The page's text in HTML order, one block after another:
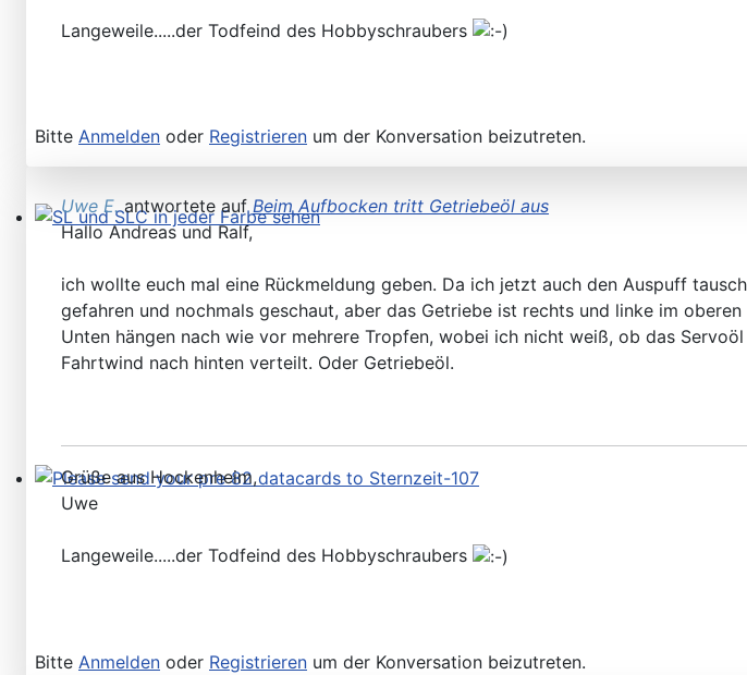
SL und SLC in jeder Farbe sehen
Please send your pre 82 datacards to Sternzeit-107
Langeweile.....der Todfeind des Hobbyschraubers
Bitte Anmelden oder Registrieren um der Konversation beizutreten.
Uwe E.antwortete aufBeim Aufbocken tritt Getriebeöl aus
Hallo Andreas und Ralf,
ich wollte euch mal eine Rückmeldung geben. Da ich jetzt auch den Auspuff
gefahren und nochmals geschaut, aber das Getriebe ist rechts und linke im
Unten hängen nach wie vor mehrere Tropfen, wobei ich nicht weiß, ob das
Fahrtwind nach hinten verteilt. Oder Getriebeöl.
Grüße aus Hockenheim,
Uwe
Langeweile.....der Todfeind des Hobbyschraubers
Bitte Anmelden oder Registrieren um der Konversation beizutreten.